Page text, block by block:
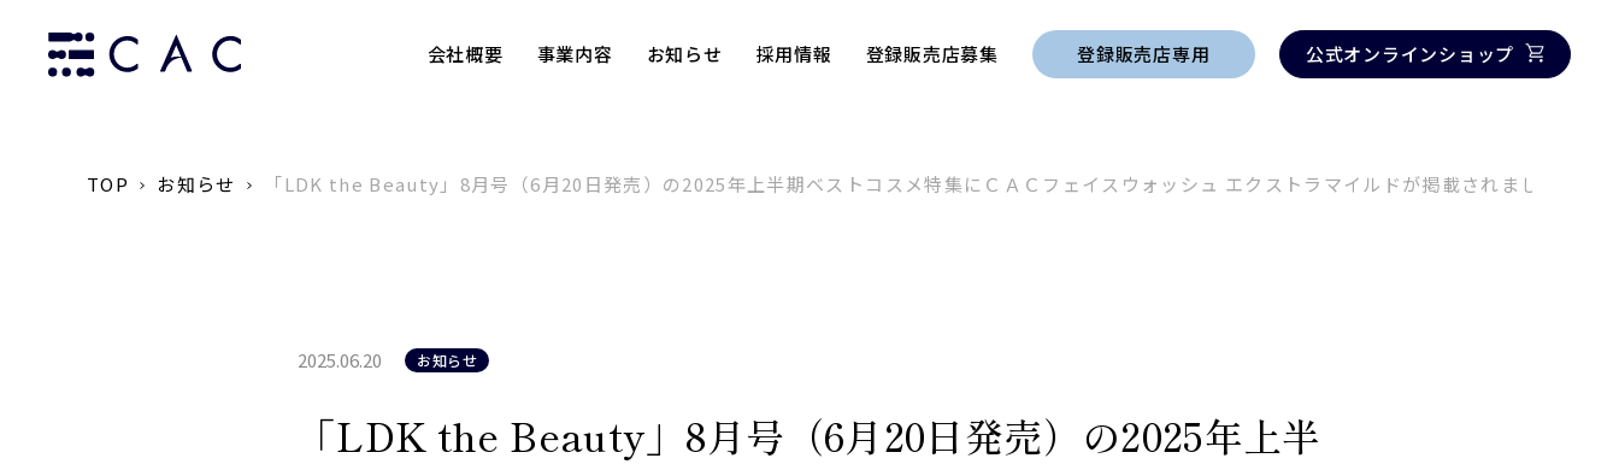
会社概要 事業内容 お知らせ 採用情報 登録販売店募集 登録販売店専用 公式オンラインショップ
TOP お知らせ 「LDK the Beauty」8月号（6月20日発売）の2025年上半期ベストコスメ特集にＣＡＣフェイスウォッシュ エクストラマイルドが掲載されました
2025.06.20 お知らせ
「LDK the Beauty」8月号（6月20日発売）の2025年上半